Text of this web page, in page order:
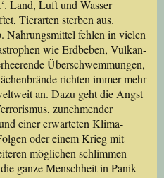
Land, Luft und Wasser
Tierarten sterben aus.
Nahrungsmittel fehlen in vielen
wie Erdbeben, Vulkan-
Überschwemmungen,
richten immer mehr
an. Dazu geht die Angst
zunehmender
einer erwarteten Klima-
oder einem Krieg mit
möglichen schlimmen
ganze Menschheit in Panik